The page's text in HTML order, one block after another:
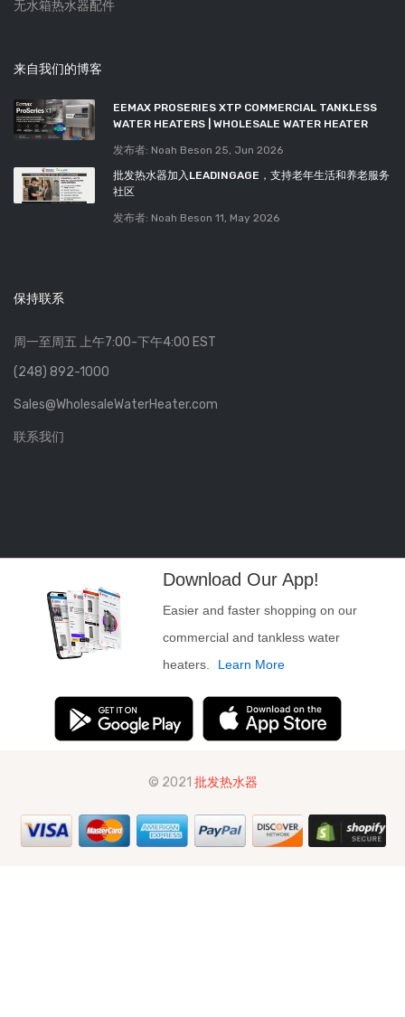
无水箱热水器配件
来自我们的博客
EEMAX PROSERIES XTP COMMERCIAL TANKLESS
WATER HEATERS | WHOLESALE WATER HEATER
发布者: Noah Beson 25, Jun 2026
批发热水器加入LEADINGAGE，支持老年生活和养老服务
社区
发布者: Noah Beson 11, May 2026
保持联系
周一至周五 上午7:00-下午4:00 EST
(248) 892-1000
Sales@WholesaleWaterHeater.com
联系我们
Download Our App!
Easier and faster shopping on our
commercial and tankless water
heaters.
Learn More
© 2021 批发热水器